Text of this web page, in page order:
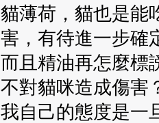
貓薄荷，貓也是能
害，有待進一步確
而且精油再怎麼標
不對貓咪造成傷害
我自己的態度是一